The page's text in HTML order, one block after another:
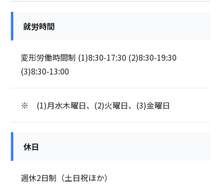
就労時間
変形労働時間制 (1)8:30-17:30 (2)8:30-19:30
(3)8:30-13:00
※ (1)月水木曜日、(2)火曜日、(3)金曜日
休日
週休2日制（土日祝ほか）